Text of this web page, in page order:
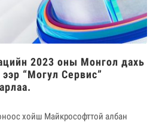
2023 оны Монгол дахь
“Могул Сервис”
хойш Майкрософттой албан